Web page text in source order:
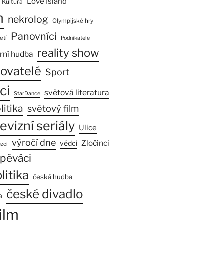
Kultura
nekrolog Olympijské hry
Panovníci Podnikatelé
hudba reality show
Sport
StarDance světová literatura
světový film
seriály Ulice
výročí dne vědci Zločinci
česká hudba
české divadlo